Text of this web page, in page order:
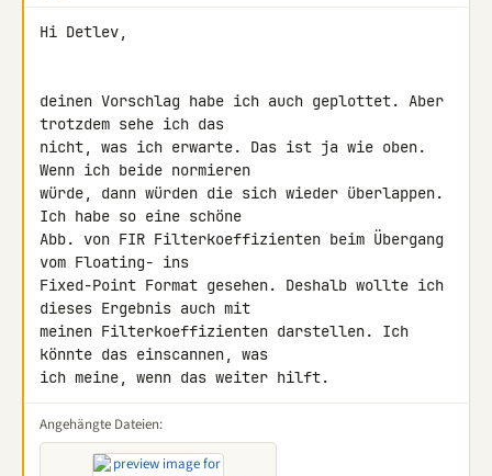
Hi Detlev,
deinen Vorschlag habe ich auch geplottet. Aber
trotzdem sehe ich das
nicht, was ich erwarte. Das ist ja wie oben.
Wenn ich beide normieren
würde, dann würden die sich wieder überlappen.
Ich habe so eine schöne
Abb. von FIR Filterkoeffizienten beim Übergang
vom Floating- ins
Fixed-Point Format gesehen. Deshalb wollte ich
dieses Ergebnis auch mit
meinen Filterkoeffizienten darstellen. Ich
könnte das einscannen, was
ich meine, wenn das weiter hilft.
Angehängte Dateien: